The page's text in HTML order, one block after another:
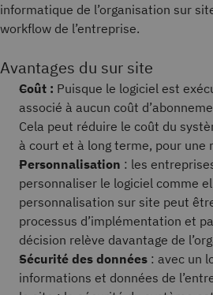
informatique de l’organisation sur
workflow de l’entreprise.
Avantages du sur site
Coût : Puisque le logiciel est
associé à aucun coût
Cela peut réduire le coût du
à court et à long terme, pour une
Personnalisation : les
personnaliser le logiciel comme
personnalisation sur site peut
processus d’implémentation et
décision relève davantage de
Sécurité des données : avec un
informations et données de